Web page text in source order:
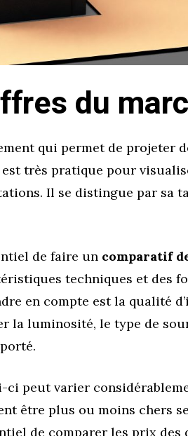
du
qui permet de projeter
très pratique pour
Il se distingue par sa
de faire un comparatif
techniques et des
en compte est la qualité
la luminosité, le type de
ci peut varier
être plus ou moins chers
de comparer les prix